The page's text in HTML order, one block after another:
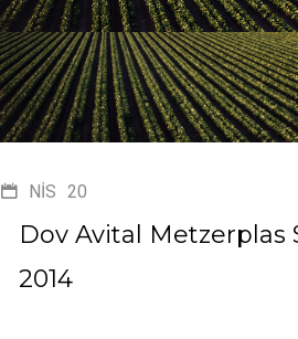
NIS 20
Dov Avital Metzerplas
2014